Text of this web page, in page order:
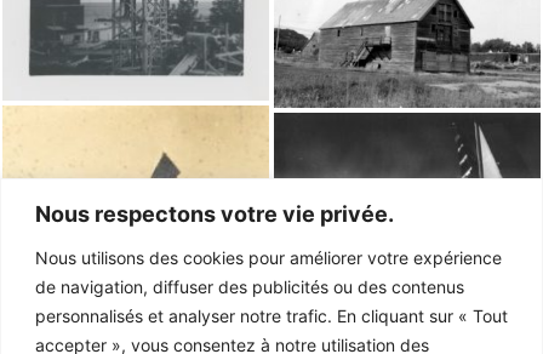
Nous respectons votre vie privée.
Nous utilisons des cookies pour améliorer votre expérience
de navigation, diffuser des publicités ou des contenus
personnalisés et analyser notre trafic. En cliquant sur « Tout
accepter », vous consentez à notre utilisation des